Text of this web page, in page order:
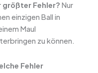
größter Fehler? Nur
einzigen Ball in
Maul
zu können.
Fehler